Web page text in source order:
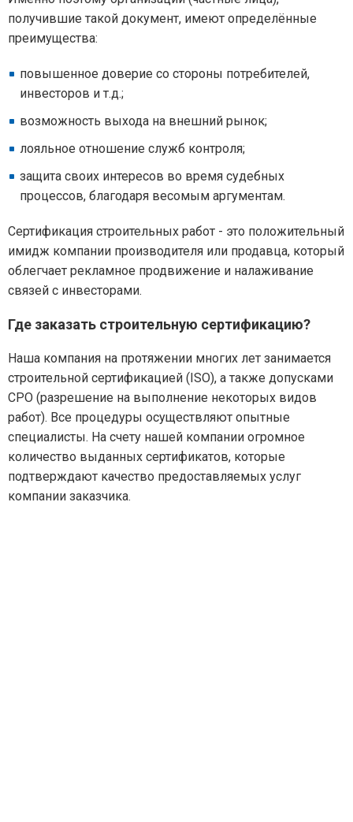
получившие такой документ, имеют определённые
преимущества:
повышенное доверие со стороны потребителей,
инвесторов и т.д.;
возможность выхода на внешний рынок;
лояльное отношение служб контроля;
защита своих интересов во время судебных
процессов, благодаря весомым аргументам.
Сертификация строительных работ - это положительный
имидж компании производителя или продавца, который
облегчает рекламное продвижение и налаживание
связей с инвесторами.
Где заказать строительную сертификацию?
Наша компания на протяжении многих лет занимается
строительной сертификацией (ISO), а также допусками
СРО (разрешение на выполнение некоторых видов
работ). Все процедуры осуществляют опытные
специалисты. На счету нашей компании огромное
количество выданных сертификатов, которые
подтверждают качество предоставляемых услуг
компании заказчика.